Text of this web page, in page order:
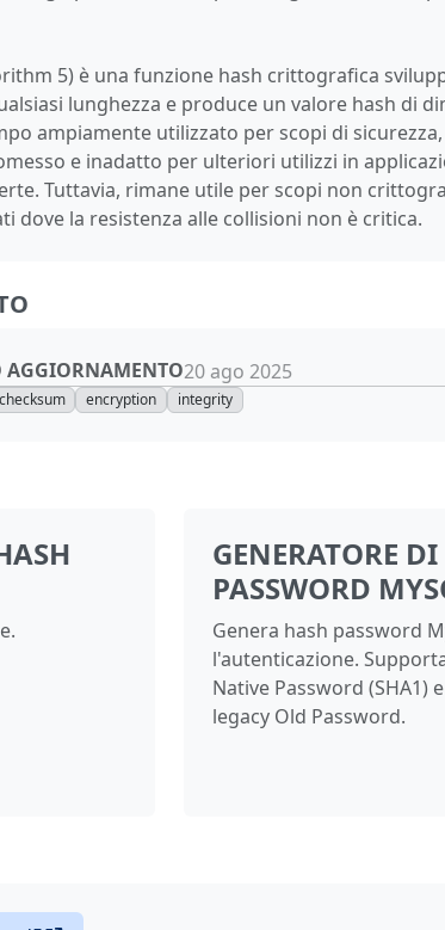
5) è una funzione hash crittografica
lunghezza e produce un valore hash di
ampiamente utilizzato per scopi di
e inadatto per ulteriori utilizzi in
Tuttavia, rimane utile per scopi non
dove la resistenza alle collisioni non è critica.
AGGIORNAMENTO20 ago 2025
checksum encryption integrity
GENERATORE
PASSWORD
Genera hash password
l'autenticazione.
Native Password (SHA1)
legacy Old Password.